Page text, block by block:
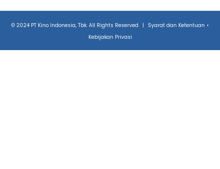
© 2024 PT Kino Indonesia, Tbk. All Rights Reserved | Syarat dan Ketentuan •
Kebijakan Privasi